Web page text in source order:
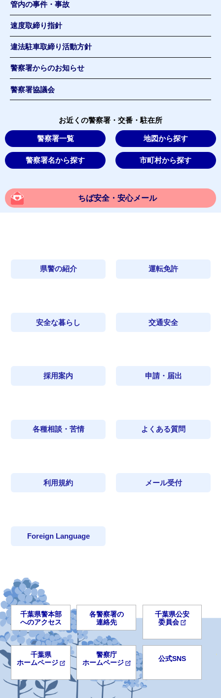
管内の事件・事故
速度取締り指針
違法駐車取締り活動方針
警察署からのお知らせ
警察署協議会
お近くの警察署・交番・駐在所
警察署一覧 地図から探す
警察署名から探す 市町村から探す
ちば安全・安心メール
県警の紹介 運転免許
安全な暮らし 交通安全
採用案内 申請・届出
各種相談・苦情 よくある質問
利用規約 メール受付
Foreign Language
千葉県警本部
へのアクセス
各警察署の
連絡先
千葉県公安
委員会
千葉県
ホームページ
警察庁
ホームページ
公式SNS